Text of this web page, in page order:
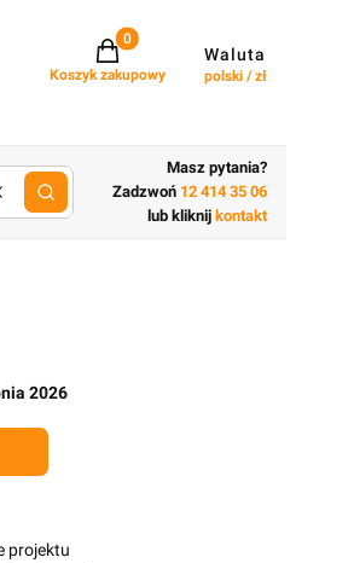
Projekty w koszyku: 0. Zobacz
Koszyk zakupowy
Waluta
polski / zł
lub wpisz cechy budynku
Masz pytania?
Zadzwoń 12 414 35 06
lub kliknij kontakt
2026
projektu